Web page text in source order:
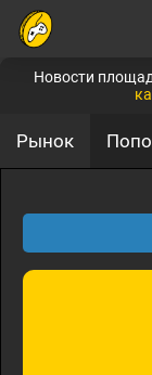
Новости
Рынок